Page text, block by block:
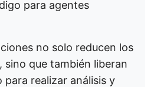
para agentes
no solo reducen los
sino que también liberan
para realizar análisis y